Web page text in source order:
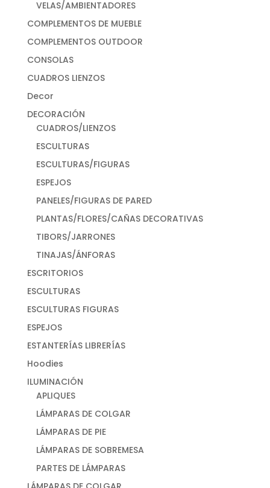
VELAS/AMBIENTADORES
COMPLEMENTOS DE MUEBLE
COMPLEMENTOS OUTDOOR
CONSOLAS
CUADROS LIENZOS
Decor
DECORACIÓN
CUADROS/LIENZOS
ESCULTURAS
ESCULTURAS/FIGURAS
ESPEJOS
PANELES/FIGURAS DE PARED
PLANTAS/FLORES/CAÑAS DECORATIVAS
TIBORS/JARRONES
TINAJAS/ÁNFORAS
ESCRITORIOS
ESCULTURAS
ESCULTURAS FIGURAS
ESPEJOS
ESTANTERÍAS LIBRERÍAS
Hoodies
ILUMINACIÓN
APLIQUES
LÁMPARAS DE COLGAR
LÁMPARAS DE PIE
LÁMPARAS DE SOBREMESA
PARTES DE LÁMPARAS